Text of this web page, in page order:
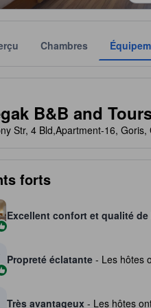
Chambres
B&B and
Str, 4 Bld,Apartment-16, Goris,
forts
Excellent confort et qualité de
Propreté éclatante - Les hôtes
Très avantageux - Les hôtes